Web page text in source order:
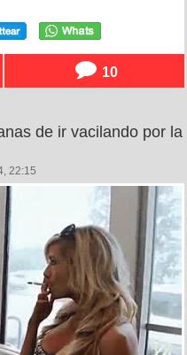
10
de ir vacilando por la
22:15